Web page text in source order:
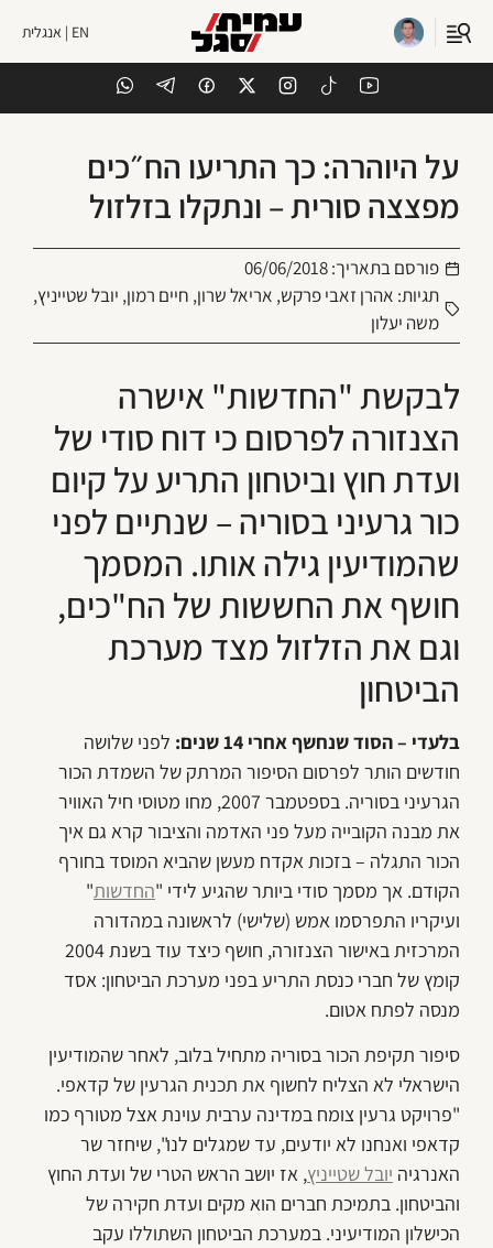
EN | אנגלית
על היוהרה: כך התריעו הח״כים
מפצצה סורית – ונתקלו בזלזול
פורסם בתאריך:06/06/2018
תגיות: אהרן זאבי פרקש, אריאל שרון, חיים רמון, יובל שטייניץ,
משה יעלון
לבקשת "החדשות" אישרה
הצנזורה לפרסום כי דוח סודי של
ועדת חוץ וביטחון התריע על קיום
כור גרעיני בסוריה – שנתיים לפני
שהמודיעין גילה אותו. המסמך
חושף את החששות של הח"כים,
וגם את הזלזול מצד מערכת
הביטחון‎
בלעדי – הסוד שנחשף אחרי 14 שנים:
לפני שלושה
חודשים הותר לפרסום הסיפור המרתק של השמדת הכור
הגרעיני בסוריה. בספטמבר 2007, מחו מטוסי חיל האוויר
את מבנה הקובייה מעל פני האדמה והציבור קרא גם איך
הכור התגלה – בזכות אקדח מעשן שהביא המוסד בחורף
הקודם. אך מסמך סודי ביותר שהגיע לידי "החדשות"
ועיקריו התפרסמו אמש (שלישי) לראשונה במהדורה
המרכזית באישור הצנזורה, חושף כיצד עוד בשנת 2004
קומץ של חברי כנסת התריע בפני מערכת הביטחון: אסד
מנסה לפתח אטום.
סיפור תקיפת הכור בסוריה מתחיל בלוב, לאחר שהמודיעין
הישראלי לא הצליח לחשוף את תכנית הגרעין של קדאפי.
"פרויקט גרעין צומח במדינה ערבית עוינת אצל מטורף כמו
קדאפי ואנחנו לא יודעים, עד שמגלים לנו", שיחזר שר
האנרגיה יובל שטייניץ, אז יושב הראש הטרי של ועדת החוץ
והביטחון. בתמיכת חברים הוא מקים ועדת חקירה של
הכישלון המודיעיני. במערכת הביטחון השתוללו עקב